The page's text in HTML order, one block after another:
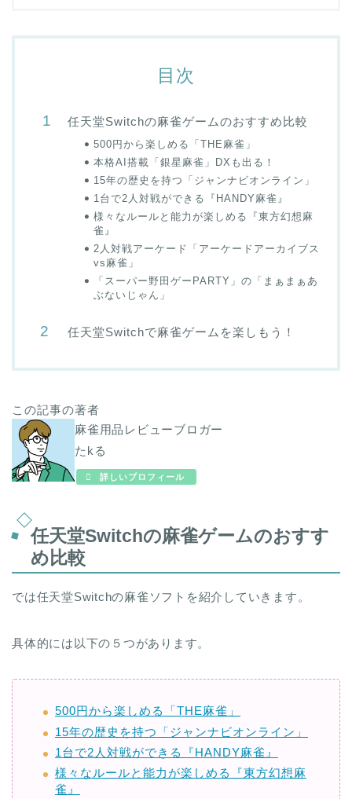
目次
任天堂Switchの麻雀ゲームのおすすめ比較
500円から楽しめる「THE麻雀」
本格AI搭載「銀星麻雀」DXも出る！
15年の歴史を持つ「ジャンナビオンライン」
1台で2人対戦ができる『HANDY麻雀』
様々なルールと能力が楽しめる『東方幻想麻
雀』
2人対戦アーケード「アーケードアーカイブス
vs麻雀」
「スーパー野田ゲーPARTY」の「まぁまぁあ
ぶないじゃん」
任天堂Switchで麻雀ゲームを楽しもう！
この記事の著者
麻雀用品レビューブロガー
たkる
詳しいプロフィール
任天堂Switchの麻雀ゲームのおすす
め比較
では任天堂Switchの麻雀ソフトを紹介していきます。
具体的には以下の５つがあります。
500円から楽しめる「THE麻雀」
15年の歴史を持つ「ジャンナビオンライン」
1台で2人対戦ができる『HANDY麻雀』
様々なルールと能力が楽しめる『東方幻想麻
雀』